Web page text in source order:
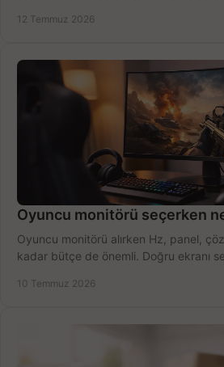
12 Temmuz 2026
Oyuncu monitörü seçerken ne
Oyuncu monitörü alırken Hz, panel,
kadar bütçe de önemli. Doğru ekranı
10 Temmuz 2026